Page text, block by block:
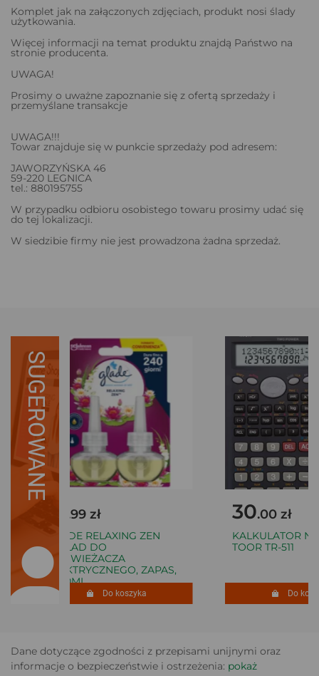
Komplet jak na załączonych zdjęciach, produkt nosi ślady
użytkowania.
Więcej informacji na temat produktu znajdą Państwo na
stronie producenta.
UWAGA!
Prosimy o uważne zapoznanie się z ofertą sprzedaży i
przemyślane transakcje
UWAGA!!!
Towar znajduje się w punkcie sprzedaży pod adresem:
JAWORZYŃSKA 46
59-220 LEGNICA
tel.: 880195755
W przypadku odbioru osobistego towaru prosimy udać się
do tej lokalizacji.
W siedzibie firmy nie jest prowadzona żadna sprzedaż.
SUGEROWANE
.99 zł
GLADE RELAXING ZEN
WKŁAD DO
ODŚWIEŻACZA
ELEKTRYCZNEGO, ZAPAS,
2X20ML
Do koszyka
30.00 zł
KALKULATOR
TOOR TR-511
Do
Dane dotyczące zgodności z przepisami unijnymi oraz
informacje o bezpieczeństwie i ostrzeżenia: pokaż